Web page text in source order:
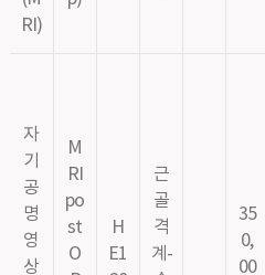
RI)
자
기
공
명
영
상
M
RI
po
st
O
H
E1
근
골
격
계-
35
0,
00